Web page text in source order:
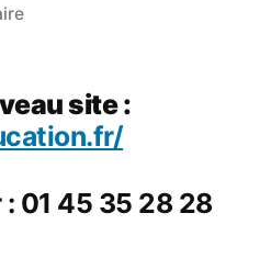
sur
Médicis
devient
Éducation
site :
01 45 35 28 28